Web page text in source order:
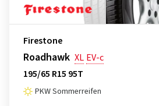
Firestone
Roadhawk XL EV-c
195/65 R15 95T
PKW Sommerreifen